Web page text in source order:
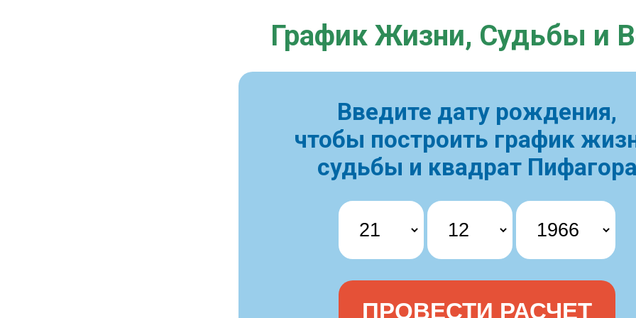
График Жизни, Судьбы и
Введите дату рождения,
чтобы построить график
судьбы и квадрат Пифагора
ПРОВЕСТИ РАСЧЕТ